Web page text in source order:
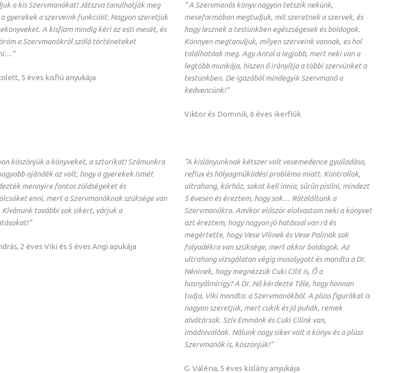
a kis Szervmanókat! Játszva tanulhatják meg
gyerekek a szerveink funkcióit. Nagyon szeretjük
A kisfiam mindig kéri az esti mesét, és
a Szervmanókról szóló történeteket
5 éves kisfiú anyukája
” A Szervmanós könyv nagyon tetszik nekünk,
meseformában megtudjuk, mit szeretnek a szervek, és
hogy lesznek a testünkben egészségesek és boldogok.
Könnyen megtanuljuk, milyen szerveink vannak, es hol
találhatóak meg. Agy Antal a legjobb, mert neki van a
legtöbb munkája, hiszen ő irányítja a többi szervünket a
testünkben. De igazából mindegyik Szervmanó a
kedvencünk!”
Viktor és Dominik, 6 éves ikerfiúk
köszönjük a könyveket, a sztorikat! Számunkra
ajándék az volt, hogy a gyerekek ismét
mennyire fontos zöldségeket és
enni, mert a Szervmanóknak szüksége van
Kívánunk további sok sikert, várjuk a
2 éves Viki és 5 éves Angi apukája
“A kislányunknak kétszer volt vesemedence gyulladása,
reflux és hólyagműködési probléma miatt. Kontrollok,
ultrahang, kórház, sokat kell innia, sűrűn pisilni, mindezt
5 évesen és éreztem, hogy sok… Rátaláltunk a
Szervmanókra. Amikor először elolvastam neki a könyvet
azt éreztem, hogy nagyon jó hatással van rá és
megértette, hogy Vese Vilinek és Vese Palinak sok
folyadékra van szüksége, mert akkor boldogok. Az
ultrahang vizsgálaton végig mosolygott és mondta a Dr.
Néninek, hogy megnézzük Cuki Cilit is, Ő a
hasnyálmirigy? A Dr. Nő kérdezte Tőle, hogy honnan
tudja, Viki mondta: a Szervmanókból. A plüss figurákat is
nagyon szeretjük, mert cukik és jó puhák, remek
alvótársak. Szív Emmánk és Cuki Cilink van,
imádnivalóak. Nálunk nagy siker volt a könyv és a plüss
Szervmanók is, köszönjük!”
G. Valéria, 5 éves kislány anyukája